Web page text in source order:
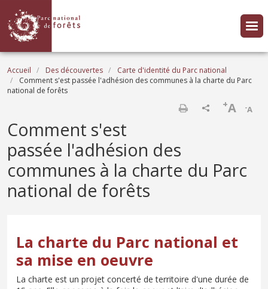
Fil d'Ariane
Accueil Des découvertes
Carte d'identité du Parc national
Comment s'est passée l'adhésion des communes à la charte du Parc
national de forêts
-A
+A
Comment s'est
passée l'adhésion des
communes à la charte du Parc
national de forêts
La charte du Parc national et
sa mise en oeuvre
La charte est un projet concerté de territoire d'une durée de